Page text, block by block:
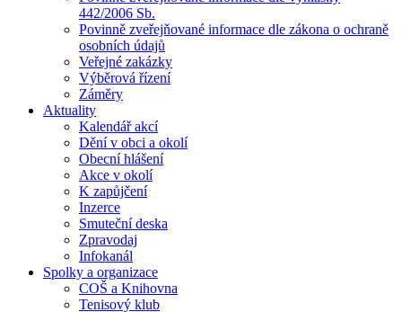
442/2006 Sb.
Povinně zveřejňované informace dle zákona o ochraně
osobních údajů
Veřejné zakázky
Výběrová řízení
Záměry
Aktuality
Kalendář akcí
Dění v obci a okolí
Obecní hlášení
Akce v okolí
K zapůjčení
Inzerce
Smuteční deska
Zpravodaj
Infokanál
Spolky a organizace
COŠ a Knihovna
Tenisový klub